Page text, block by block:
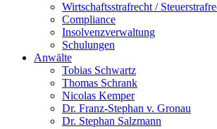
Wirtschaftsstrafrecht /
Compliance
Insolvenzverwaltung
Schulungen
Anwälte
Tobias Schwartz
Thomas Schrank
Nicolas Kemper
Dr. Franz-Stephan v. Gronau
Dr. Stephan Salzmann